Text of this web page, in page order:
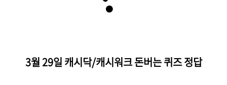
3월 29일 캐시닥/캐시워크 돈버는 퀴즈 정답